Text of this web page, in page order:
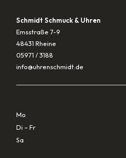
Schmidt Schmuck & Uhren
Emsstraße 7-9
48431 Rheine
05971 / 3188
info@uhrenschmidt.de
Mo
Di – Fr
Sa